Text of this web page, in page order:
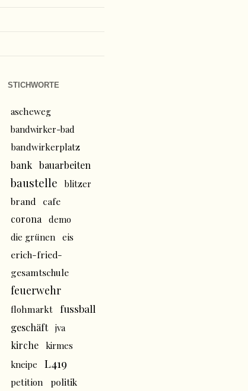
STICHWORTE
ascheweg
bandwirker-bad
bandwirkerplatz
bank bauarbeiten
baustelle blitzer
brand
cafe
corona
demo
die grünen
eis
erich-fried-
gesamtschule
feuerwehr
flohmarkt fussball
geschäft jva
kirche
kirmes
kneipe
L419
petition politik